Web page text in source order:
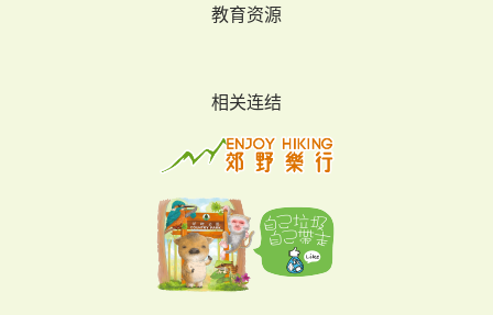
教育资源
相关连结